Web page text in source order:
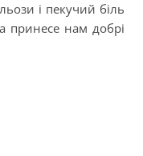
і пекучий біль
принесе нам добрі